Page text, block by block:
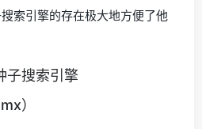
索引擎的存在极大地方便了他
子搜索引擎
）